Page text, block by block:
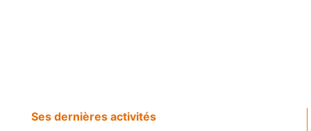
Ses dernières activités